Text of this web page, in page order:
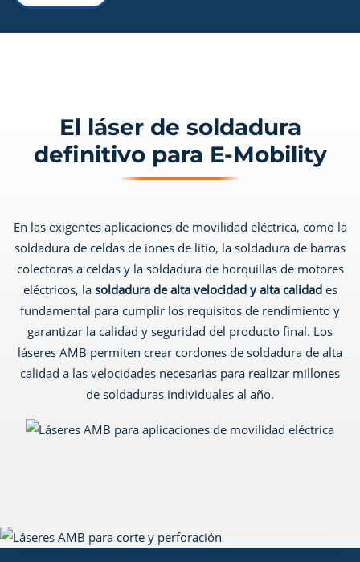
El láser de soldadura
definitivo para E-Mobility
En las exigentes aplicaciones de movilidad eléctrica, como la
soldadura de celdas de iones de litio, la soldadura de barras
colectoras a celdas y la soldadura de horquillas de motores
eléctricos, la soldadura de alta velocidad y alta calidades
fundamental para cumplir los requisitos de rendimiento y
garantizar la calidad y seguridad del producto final. Los
láseres AMB permiten crear cordones de soldadura de alta
calidad a las velocidades necesarias para realizar millones
de soldaduras individuales al año.